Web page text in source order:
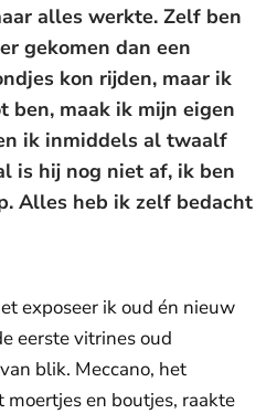
alles werkte. Zelf ben
gekomen dan een
kon rijden, maar ik
ben, maak ik mijn eigen
ik inmiddels al twaalf
is hij nog niet af, ik ben
Alles heb ik zelf bedacht
exposeer ik oud én nieuw
eerste vitrines oud
blik. Meccano, het
en boutjes, raakte